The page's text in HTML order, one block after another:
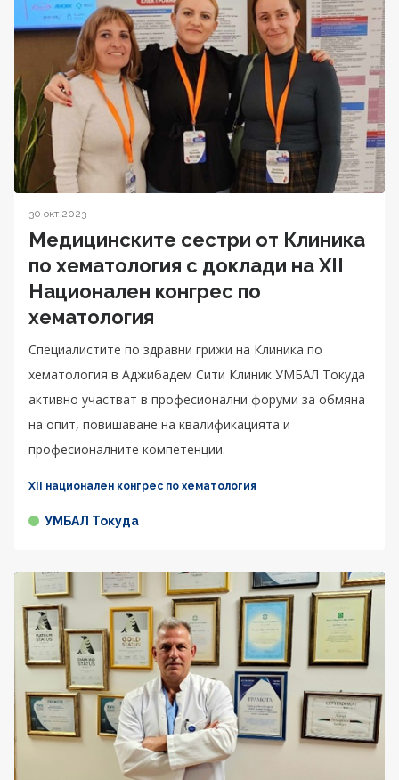
30 окт 2023
Медицинските сестри от Клиника
по хематология с доклади на XII
Национален конгрес по
хематология
Специалистите по здравни грижи на Клиника по
хематология в Аджибадем Сити Клиник УМБАЛ Токуда
активно участват в професионални форуми за обмяна
на опит, повишаване на квалификацията и
професионалните компетенции.
XII национален конгрес по хематология
УМБАЛ Токуда